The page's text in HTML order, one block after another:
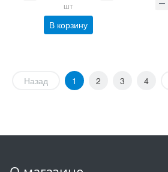
шт
В корзину
Назад 1 2 3 4